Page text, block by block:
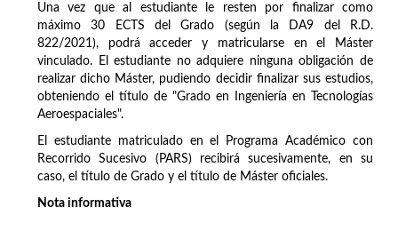
Una vez que al estudiante le resten por finalizar como
máximo 30 ECTS del Grado (según la DA9 del R.D.
822/2021), podrá acceder y matricularse en el Máster
vinculado. El estudiante no adquiere ninguna obligación de
realizar dicho Máster, pudiendo decidir finalizar sus estudios,
obteniendo el título de "Grado en Ingeniería en Tecnologías
Aeroespaciales".
El estudiante matriculado en el Programa Académico con
Recorrido Sucesivo (PARS) recibirá sucesivamente, en su
caso, el título de Grado y el título de Máster oficiales.
Nota informativa